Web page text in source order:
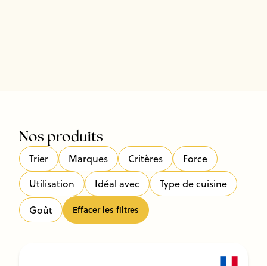
Nos produits
Trier Marques Critères
Force
Utilisation
Idéal avec
Type de cuisine
Goût
Effacer les filtres